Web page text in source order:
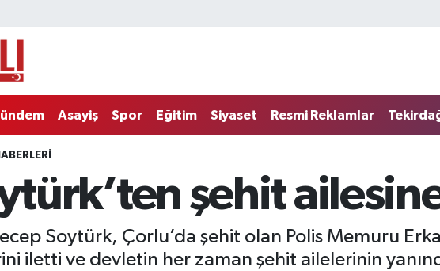
Asayiş Spor Eğitim Siyaset Resmi Reklamlar
şehit
Soytürk, Çorlu’da şehit olan Polis Memuru
iletti ve devletin her zaman şehit ailelerinin